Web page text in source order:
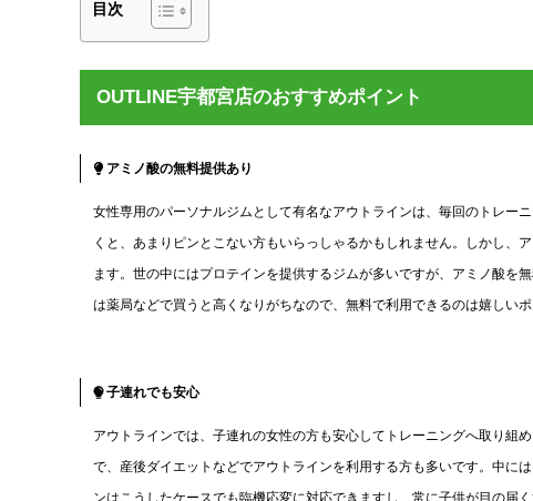
目次
OUTLINE宇都宮店のおすすめポイント
アミノ酸の無料提供あり
女性専用のパーソナルジムとして有名なアウトラインは、毎回のトレー
くと、あまりピンとこない方もいらっしゃるかもしれません。しかし、
ます。世の中にはプロテインを提供するジムが多いですが、アミノ酸を
は薬局などで買うと高くなりがちなので、無料で利用できるのは嬉しいポ
子連れでも安心
アウトラインでは、子連れの女性の方も安心してトレーニングへ取り組
で、産後ダイエットなどでアウトラインを利用する方も多いです。中に